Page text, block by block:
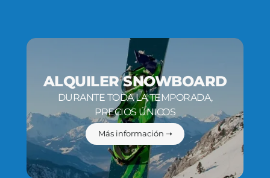
ALQUILER SNOWBOARD
DURANTE TODA LA TEMPORADA,
PRECIOS ÚNICOS
Más información ➝